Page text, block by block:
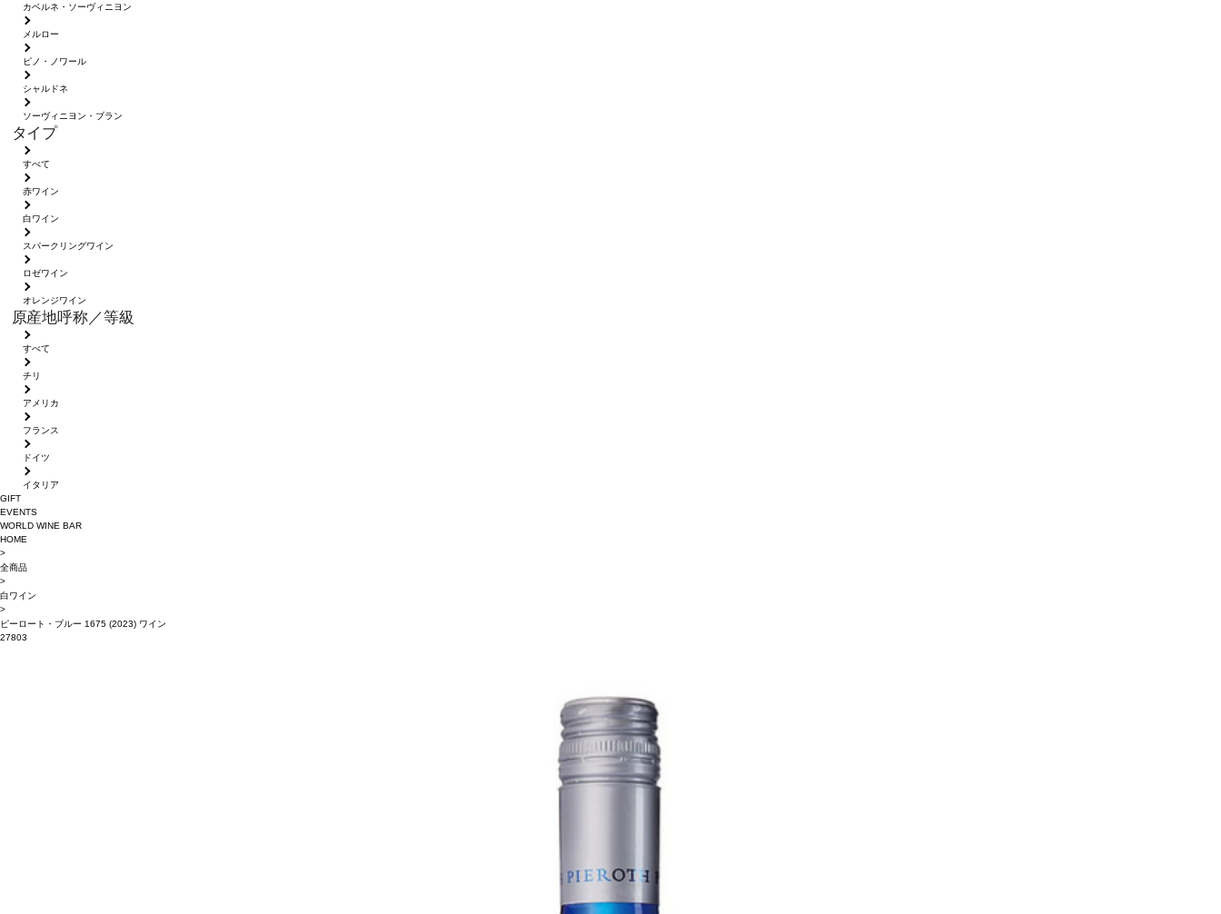
カベルネ・ソーヴィニヨン
メルロー
ピノ・ノワール
シャルドネ
ソーヴィニヨン・ブラン
タイプ
すべて
赤ワイン
白ワイン
スパークリングワイン
ロゼワイン
オレンジワイン
原産地呼称／等級
すべて
チリ
アメリカ
フランス
ドイツ
イタリア
GIFT
EVENTS
WORLD WINE BAR
HOME
>
全商品
>
白ワイン
>
ピーロート・ブルー 1675 (2023) ワイン
27803